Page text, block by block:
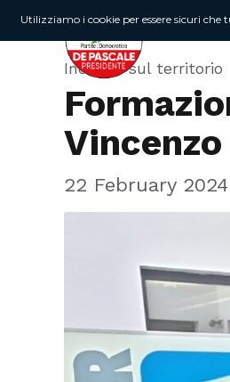
Incontri sul territorio
22 February 2024
Utilizziamo i cookie per essere sicuri